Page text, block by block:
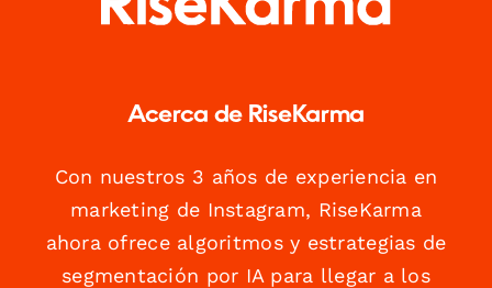
Acerca de RiseKarma
Con nuestros 3 años de experiencia en
marketing de Instagram, RiseKarma
ahora ofrece algoritmos y estrategias de
segmentación por IA para llegar a los